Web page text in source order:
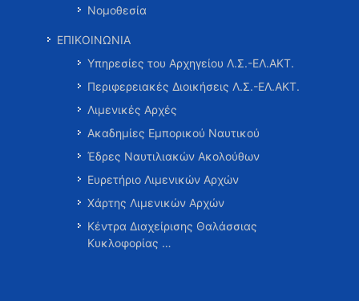
Νομοθεσία
ΕΠΙΚΟΙΝΩΝΙΑ
Υπηρεσίες του Αρχηγείου Λ.Σ.-ΕΛ.ΑΚΤ.
Περιφερειακές Διοικήσεις Λ.Σ.-ΕΛ.ΑΚΤ.
Λιμενικές Αρχές
Ακαδημίες Εμπορικού Ναυτικού
Έδρες Ναυτιλιακών Ακολούθων
Ευρετήριο Λιμενικών Αρχών
Χάρτης Λιμενικών Αρχών
Κέντρα Διαχείρισης Θαλάσσιας
Κυκλοφορίας …